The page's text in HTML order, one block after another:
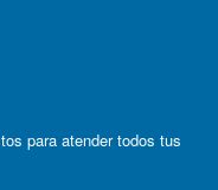
para atender todos tus